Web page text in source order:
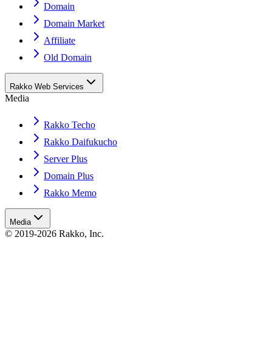
Domain
Domain Market
Affiliate
Old Domain
Rakko Web Services
Media
Rakko Techo
Rakko Daifukucho
Server Plus
Domain Plus
Rakko Memo
Media
© 2019-2026 Rakko, Inc.